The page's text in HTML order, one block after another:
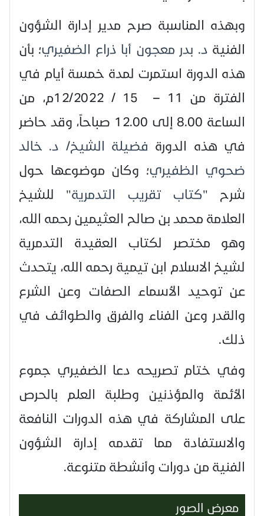
وبهذه المناسبة صرح مدير إدارة الشؤون
الفنية د. بدر معجون أبا ذراع الضفيري؛ بأن
هذه الدورة استمرت لمدة خمسة أيام في
الفترة من 11 – 15 / 12/2022م، من
الساعة 8.00 إلى 12.00 صباحاً، وقد حاضر
في هذه الدورة فضيلة الشيخ/ د. خالد
ضحوي الظفيري؛ وكان موضوعها حول
شرح "كتاب تقريب التدمرية" للشيخ
العلامة محمد بن صالح العثيمين رحمه الله،
وهو مختصر لكتاب العقيدة التدمرية
لشيخ الاسلام ابن تيمية رحمه الله، يتحدث
عن توحيد الأسماء الصفات وعن الشرع
والقدر وعن الفناء والفرق والطوائف في
ذلك.
وفي ختام تصريحه دعا الضفيري جموع
الأئمة والمؤذنين وطلبة العلم بالحرص
على المشاركة في هذه الدورات النافعة
والاستفادة مما تقدمه إدارة الشؤون
الفنية من دورات وأنشطة متنوعة.
معرض الصور